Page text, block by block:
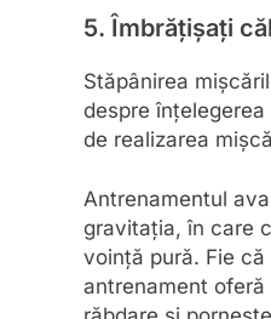
5. Îmbrățișați
Stăpânirea
despre
de realizarea
Antrenamentul
gravitația, în care
voință pură. Fie
antrenament